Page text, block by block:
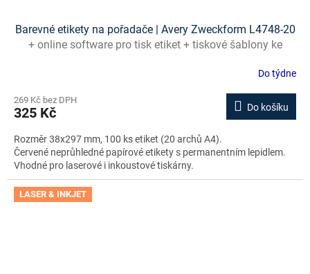
Barevné etikety na pořadače | Avery Zweckform L4748-20
+ online software pro tisk etiket + tiskové šablony ke
Do týdne
269 Kč bez DPH
325 Kč Do košíku
Rozměr 38x297 mm, 100 ks etiket (20 archů A4).
Červené neprůhledné papírové etikety s permanentním lepidlem.
Vhodné pro laserové i inkoustové tiskárny.
LASER & INKJET